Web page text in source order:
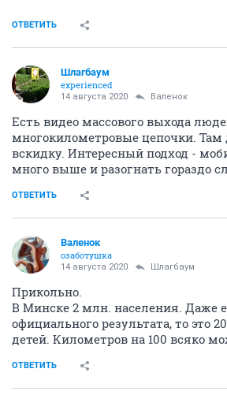
ОТВЕТИТЬ
Шлaгбaум
experienced
14 августа 2020 Валенок
Есть видео массового выхода
многокилометровые цепочки. Там
вскидку. Интересный подход -
много выше и разогнать гораздо
ОТВЕТИТЬ
Валенок
озаботушка
14 августа 2020 Шлaгбaум
Прикольно.
В Минске 2 млн. населения. Даже
официального результата, то это
детей. Километров на 100 всяко
ОТВЕТИТЬ